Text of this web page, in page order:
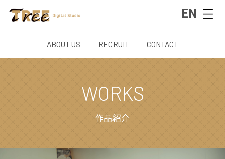
EN
ABOUT US RECRUIT CONTACT
WORKS
作品紹介